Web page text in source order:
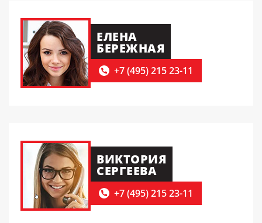
ЕЛЕНА
БЕРЕЖНАЯ
+7 (495) 215 23-11
ВИКТОРИЯ
СЕРГЕЕВА
+7 (495) 215 23-11